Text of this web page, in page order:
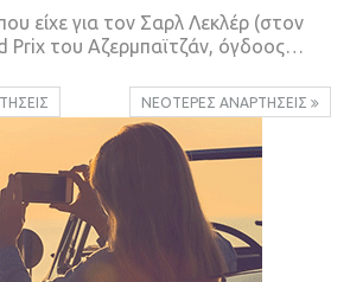
είχε για τον Σαρλ Λεκλέρ (στον
Prix του Αζερμπαϊτζάν, όγδοος
ΝΕΌΤΕΡΕΣ ΑΝΑΡΤΉΣΕΙΣ